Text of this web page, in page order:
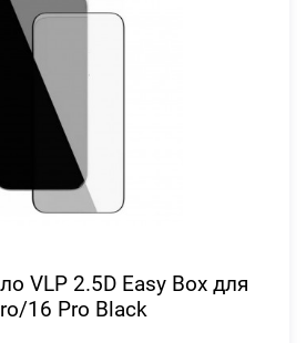
VLP 2.5D Easy Box для
16 Pro Black